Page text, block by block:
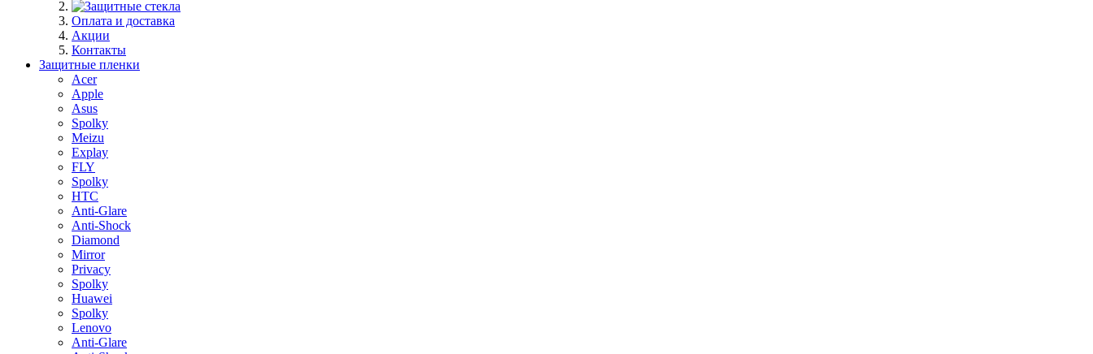
Оплата и доставка
Акции
Контакты
Защитные пленки
Acer
Apple
Asus
Spolky
Meizu
Explay
FLY
Spolky
HTC
Anti-Glare
Anti-Shock
Diamond
Mirror
Privacy
Spolky
Huawei
Spolky
Lenovo
Anti-Glare